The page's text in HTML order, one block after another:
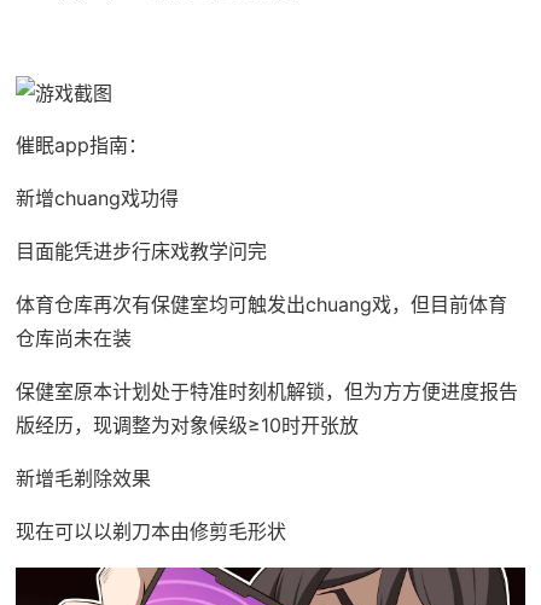
催眠app指南：
新增chuang戏功得
目面能凭进步行床戏教学问完
体育仓库再次有保健室均可触发出chuang戏，但目前体育
仓库尚未在装
保健室原本计划处于特准时刻机解锁，但为方方便进度报告
版经历，现调整为对象候级≥10时开张放
新增毛剃除效果
现在可以以剃刀本由修剪毛形状